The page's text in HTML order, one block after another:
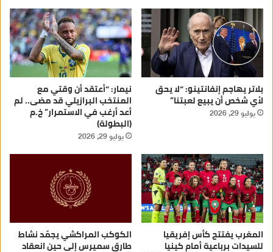
بلاتر يهاجم إنفانتينو: “لا يحق
لأي شخص أن يبيع لعبتنا”
يوليو 29, 2026
نيمار: “أعتقد أن وقتي مع
المنتخب البرازيلي قد مضى.. لم
أعد أرغب في الاستمرار” خ.م
(البطولة)
يوليو 29, 2026
المغرب يفتتح كأس إفريقيا
للسيدات برباعية أمام كينيا
الكوكب المراكشي يجمّد نشاط
طارق سميرس إلى حين انعقاد